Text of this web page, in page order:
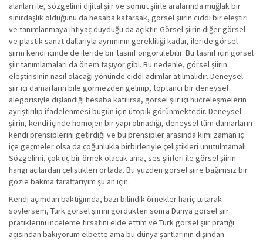
alanları ile, sözgelimi dijital şiir ve somut şiirle aralarında muğlak bir
sınırdaşlık olduğunu da hesaba katarsak, görsel şiirin ciddi bir eleştiri
ve tanımlanmaya ihtiyaç duyduğu da açıktır. Görsel şiirin diğer görsel
ve plastik sanat dallarıyla ayrımının gerekliliği kadar, ileride görsel
şiirin kendi içinde de ileride bir tasnif öngörülebilir. Bu tasnif için görsel
şiir tanımlamaları da önem taşıyor gibi. Bu nedenle, görsel şiirin
eleştirisinin nasıl olacağı yönünde ciddi adımlar atılmalıdır. Deneysel
şiir içi damarların bile görmezden gelinip, toptancı bir deneysel
alegorisiyle dışlandığı hesaba katılırsa, görsel şiir içi hücreleşmelerin
ayrıştırılıp ifadelenmesi bugün için ütopik görünmektedir. Deneysel
şiirin, kendi içinde homojen bir yapı olmadığı, deneysel tüm damarların
kendi prensiplerini getirdiği ve bu prensipler arasında kimi zaman iç
içe geçmeler olsa da çoğunlukla birbirleriyle çeliştikleri unutulmamalı.
Sözgelimi, çok uç bir örnek olacak ama, ses şiirleri ile görsel şiirin
hangi açılardan çeliştikleri ortada. Bu yüzden görsel şiire bağımsız bir
gözle bakma taraftarıyım şu an için.
Kendi açımdan baktığımda, bazı bilindik örnekler hariç tutarak
söylersem, Türk görsel şiirini gördükten sonra Dünya görsel şiir
pratiklerini inceleme fırsatını elde ettim ve Türk görsel şiir pratiği
açısından bakıyorum elbette ama bu dünya şartlarının dışından